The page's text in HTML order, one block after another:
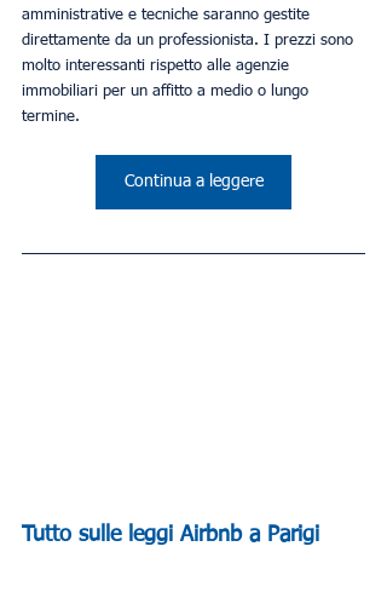
amministrative e tecniche saranno gestite
direttamente da un professionista. I prezzi sono
molto interessanti rispetto alle agenzie
immobiliari per un affitto a medio o lungo
termine.
Continua a leggere
Tutto sulle leggi Airbnb a Parigi